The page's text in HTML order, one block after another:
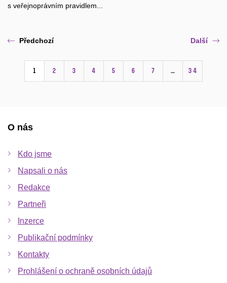
s veřejnoprávním pravidlem...
Předchozí
1 2 3 4 5 6 7 … 34
Další
O nás
Kdo jsme
Napsali o nás
Redakce
Partneři
Inzerce
Publikační podmínky
Kontakty
Prohlášení o ochraně osobních údajů